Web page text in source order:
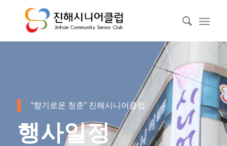
“향기로운 청춘” 진해시니어클럽
행사일정